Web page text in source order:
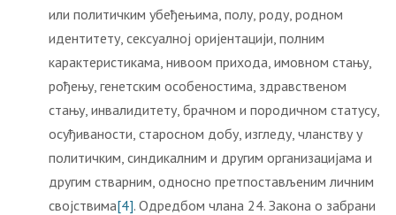
или политичким убеђењима, полу, роду, родном
идентитету, сексуалној оријентацији, полним
карактеристикама, нивоом прихода, имовном стању,
рођењу, генетским особеностима, здравственом
стању, инвалидитету, брачном и породичном статусу,
осуђиваности, старосном добу, изгледу, чланству у
политичким, синдикалним и другим организацијама и
другим стварним, односно претпостављеним личним
својствима[4]. Одредбом члана 24. Закона о забрани